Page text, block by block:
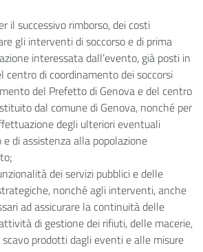
il successivo rimborso, dei costi
gli interventi di soccorso e di prima
interessata dall’evento, già posti in
centro di coordinamento dei soccorsi
del Prefetto di Genova e del centro
dal comune di Genova, nonché per
degli ulteriori eventuali
di assistenza alla popolazione
dei servizi pubblici e delle
nonché agli interventi, anche
ad assicurare la continuità delle
di gestione dei rifiuti, delle macerie,
prodotti dagli eventi e alle misure